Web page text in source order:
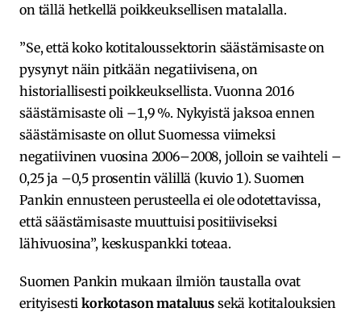
on tällä hetkellä poikkeuksellisen matalalla.
”Se, että koko kotitaloussektorin säästämisaste on
pysynyt näin pitkään negatiivisena, on
historiallisesti poikkeuksellista. Vuonna 2016
säästämisaste oli –1,9 %. Nykyistä jaksoa ennen
säästämisaste on ollut Suomessa viimeksi
negatiivinen vuosina 2006–2008, jolloin se vaihteli –
0,25 ja –0,5 prosentin välillä (kuvio 1). Suomen
Pankin ennusteen perusteella ei ole odotettavissa,
että säästämisaste muuttuisi positiiviseksi
lähivuosina”, keskuspankki toteaa.
Suomen Pankin mukaan ilmiön taustalla ovat
erityisestikorkotason mataluus sekä kotitalouksien